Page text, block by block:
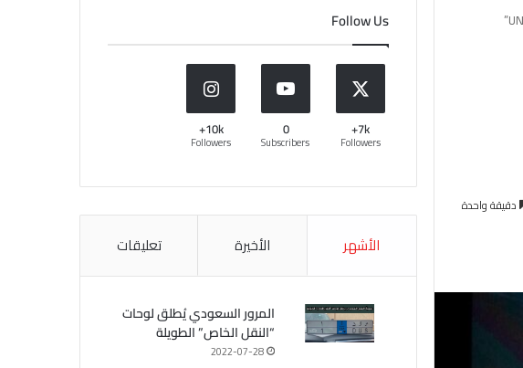
دقيقة واحدة
Follow Us
7k+
Followers
0
Subscribers
10k+
Followers
الأشهر الأخيرة تعليقات
المرور السعودي يُطلق لوحات
“النقل الخاص” الطويلة
2022-07-28